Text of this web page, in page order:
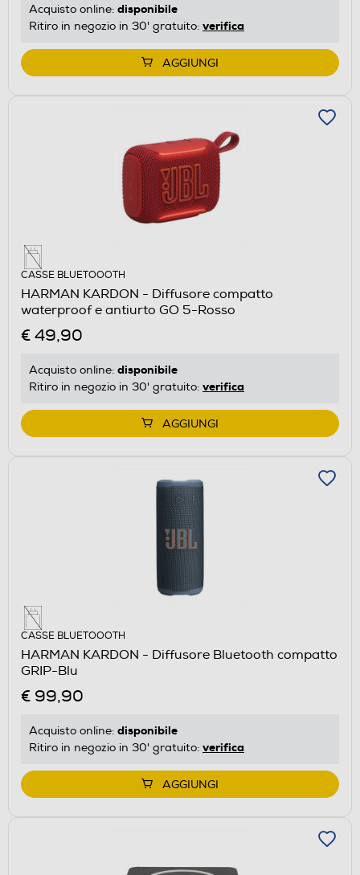
Acquisto online: disponibile
Ritiro in negozio in 30' gratuito: verifica
AGGIUNGI
CASSE BLUETOOOTH
HARMAN KARDON - Diffusore compatto
waterproof e antiurto GO 5-Rosso
€ 49,90
Acquisto online: disponibile
Ritiro in negozio in 30' gratuito: verifica
AGGIUNGI
CASSE BLUETOOOTH
HARMAN KARDON - Diffusore Bluetooth compatto
GRIP-Blu
€ 99,90
Acquisto online: disponibile
Ritiro in negozio in 30' gratuito: verifica
AGGIUNGI